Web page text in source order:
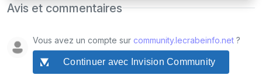
Avis et commentaires
Vous avez un compte sur community.lecrabeinfo.net ?
Continuer avec Invision Community